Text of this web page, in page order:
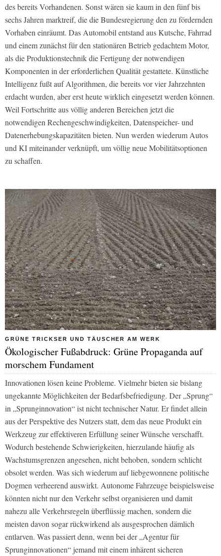
des bereits Vorhandenen. Sonst wären sie kaum in den fünf bis
sechs Jahren marktreif, die die Bundesregierung den zu fördernden
Vorhaben einräumt. Das Automobil entstand aus Kutsche, Fahrrad
und einem zunächst für den stationären Betrieb gedachtem Motor,
als die Produktionstechnik die Fertigung der notwendigen
Komponenten in der erforderlichen Qualität gestattete. Künstliche
Intelligenz fußt auf Algorithmen, die bereits vor vier Jahrzehnten
erdacht wurden, aber erst heute wirklich eingesetzt werden können.
Weil Fortschritte aus völlig anderen Bereichen jetzt die
notwendigen Rechengeschwindigkeiten, Datenspeicher- und
Datenerhebungskapazitäten bieten. Nun werden wiederum Autos
und KI miteinander verknüpft, um völlig neue Mobilitätsoptionen
zu schaffen.
GRÜNE TRICKSER UND TÄUSCHER AM WERK
Ökologischer Fußabdruck: Grüne Propaganda auf
morschem Fundament
Innovationen lösen keine Probleme. Vielmehr bieten sie bislang
ungekannte Möglichkeiten der Bedarfsbefriedigung. Der „Sprung“
in „Sprunginnovation“ ist nicht technischer Natur. Er findet allein
aus der Perspektive des Nutzers statt, dem das neue Produkt ein
Werkzeug zur effektiveren Erfüllung seiner Wünsche verschafft.
Wodurch bestehende Schwierigkeiten, hierzulande häufig als
Wachstumsgrenzen angesehen, nicht behoben, sondern schlicht
obsolet werden. Was sich wiederum auf liebgewonnene politische
Dogmen verheerend auswirkt. Autonome Fahrzeuge beispielsweise
könnten nicht nur den Verkehr selbst organisieren und damit
nahezu alle Verkehrsregeln überflüssig machen, sondern die
meisten davon sogar rückwirkend als ausgesprochen dämlich
entlarven. Was passiert denn, wenn bei der „Agentur für
Sprunginnovationen“ jemand mit einem inhärent sicheren